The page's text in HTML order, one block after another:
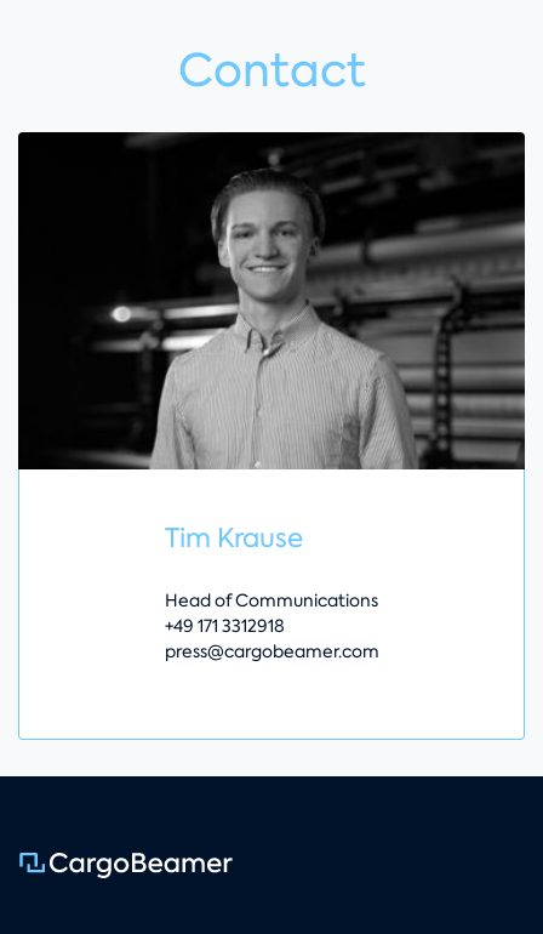
Contact
Tim Krause
Head of Communications
+49 171 3312918
press@cargobeamer.com